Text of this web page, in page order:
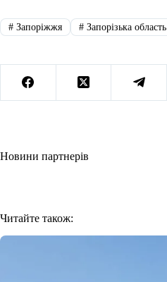
#Запоріжжя #Запорізька область
Новини партнерів
Читайте також: